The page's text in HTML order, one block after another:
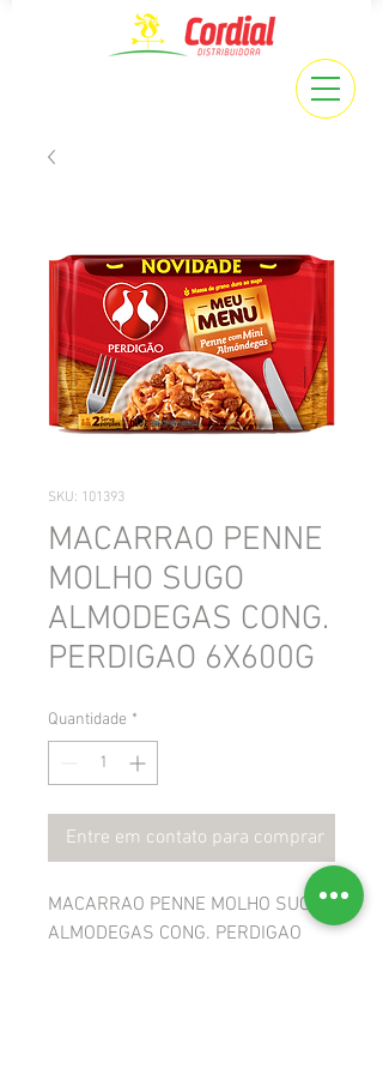
SKU: 101393
MACARRAO PENNE
MOLHO SUGO
ALMODEGAS CONG.
PERDIGAO 6X600G
Quantidade *
Entre em contato para comprar
MACARRAO PENNE MOLHO SUGO
ALMODEGAS CONG. PERDIGAO